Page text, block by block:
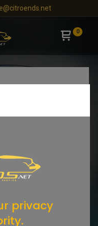
0
privacy